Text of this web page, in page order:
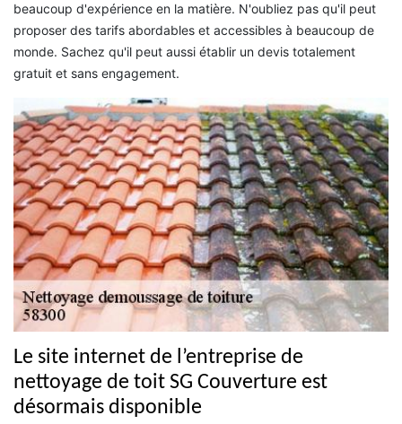
beaucoup d'expérience en la matière. N'oubliez pas qu'il peut
proposer des tarifs abordables et accessibles à beaucoup de
monde. Sachez qu'il peut aussi établir un devis totalement
gratuit et sans engagement.
Le site internet de l’entreprise de
nettoyage de toit SG Couverture est
désormais disponible